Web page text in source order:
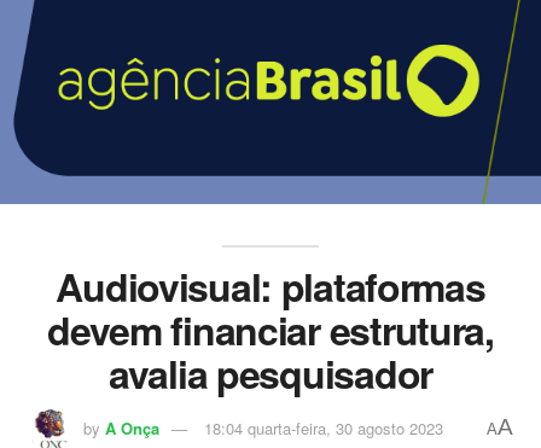
Audiovisual: plataformas
devem financiar estrutura,
avalia pesquisador
by A Onça 18:04 quarta-feira, 30 agosto 2023 AA